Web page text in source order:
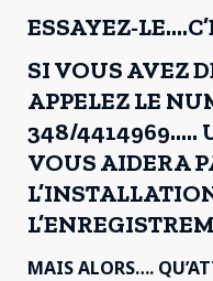
ESSAYEZ-
SI VOUS AVEZ
APPELEZ LE
348/4414969…..
VOUS AIDERA
MAIS ALORS….